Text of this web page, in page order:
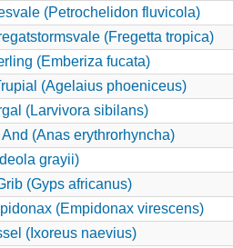
(Petrochelidon fluvicola)
(Fregetta tropica)
(Emberiza fucata)
(Agelaius phoeniceus)
(Larvivora sibilans)
(Anas erythrorhyncha)
grayii)
(Gyps africanus)
(Empidonax virescens)
(Ixoreus naevius)